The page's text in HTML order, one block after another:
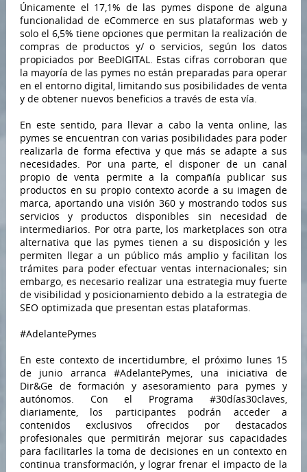
Únicamente el 17,1% de las pymes dispone de alguna
funcionalidad de eCommerce en sus plataformas web y
solo el 6,5% tiene opciones que permitan la realización de
compras de productos y/ o servicios, según los datos
propiciados por BeeDIGITAL. Estas cifras corroboran que
la mayoría de las pymes no están preparadas para operar
en el entorno digital, limitando sus posibilidades de venta
y de obtener nuevos beneficios a través de esta vía.
En este sentido, para llevar a cabo la venta online, las
pymes se encuentran con varias posibilidades para poder
realizarla de forma efectiva y que más se adapte a sus
necesidades. Por una parte, el disponer de un canal
propio de venta permite a la compañía publicar sus
productos en su propio contexto acorde a su imagen de
marca, aportando una visión 360 y mostrando todos sus
servicios y productos disponibles sin necesidad de
intermediarios. Por otra parte, los marketplaces son otra
alternativa que las pymes tienen a su disposición y les
permiten llegar a un público más amplio y facilitan los
trámites para poder efectuar ventas internacionales; sin
embargo, es necesario realizar una estrategia muy fuerte
de visibilidad y posicionamiento debido a la estrategia de
SEO optimizada que presentan estas plataformas.
#AdelantePymes
En este contexto de incertidumbre, el próximo lunes 15
de junio arranca #AdelantePymes, una iniciativa de
Dir&Ge de formación y asesoramiento para pymes y
autónomos. Con el Programa #30días30claves,
diariamente, los participantes podrán acceder a
contenidos exclusivos ofrecidos por destacados
profesionales que permitirán mejorar sus capacidades
para facilitarles la toma de decisiones en un contexto en
continua transformación, y lograr frenar el impacto de la